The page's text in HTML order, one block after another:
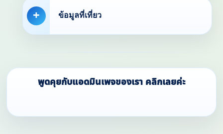
ข้อมูลที่เที่ยว
พูดคุยกับแอดมินเพจของเรา คลิกเลยค่ะ